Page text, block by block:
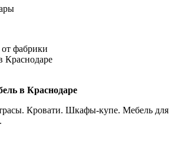
фабрики
Краснодаре
в Краснодаре
Кровати. Шкафы-купе. Мебель для